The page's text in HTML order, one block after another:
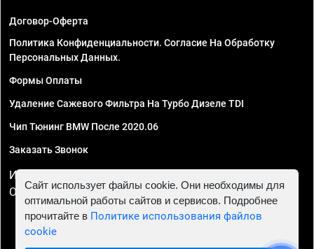
Договор-Оферта
Политика Конфиденциальности. Согласие На Обработку
Персональных Данных.
Формы Оплаты
Удаление Сажевого Фильтра На Турбо Дизеле TDI
Чип Тюнинг BMW После 2020.06
Заказать Звонок
ИП Смирнов Георгий Павлович. ИНН 781302555843,
ОГРНИП 324470400032610
Сайт использует файлы cookie. Они необходимы для
оптимальной работы сайтов и сервисов. Подробнее
прочитайте в Политике использования файлов
cookie